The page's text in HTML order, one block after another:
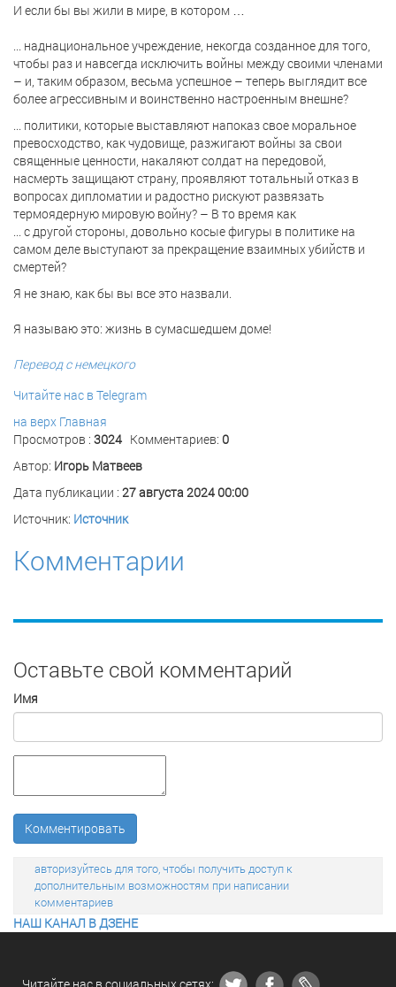
И если бы вы жили в мире, в котором …
... наднациональное учреждение, некогда созданное для того,
чтобы раз и навсегда исключить войны между своими членами
– и, таким образом, весьма успешное – теперь выглядит все
более агрессивным и воинственно настроенным внешне?
... политики, которые выставляют напоказ свое моральное
превосходство, как чудовище, разжигают войны за свои
священные ценности, накаляют солдат на передовой,
насмерть защищают страну, проявляют тотальный отказ в
вопросах дипломатии и радостно рискуют развязать
термоядерную мировую войну? – В то время как
... с другой стороны, довольно косые фигуры в политике на
самом деле выступают за прекращение взаимных убийств и
смертей?
Я не знаю, как бы вы все это назвали.
Я называю это: жизнь в сумасшедшем доме!
Перевод с немецкого
Читайте нас в Telegram
на верх Главная
Просмотров : 3024 Комментариев: 0
Автор: Игорь Матвеев
Дата публикации : 27 августа 2024 00:00
Источник: Источник
Комментарии
Оставьте свой комментарий
Имя
Комментировать
авторизуйтесь для того, чтобы получить доступ к
дополнительным возможностям при написании
комментариев
НАШ КАНАЛ В ДЗЕНЕ
Читайте нас в социальных сетях: